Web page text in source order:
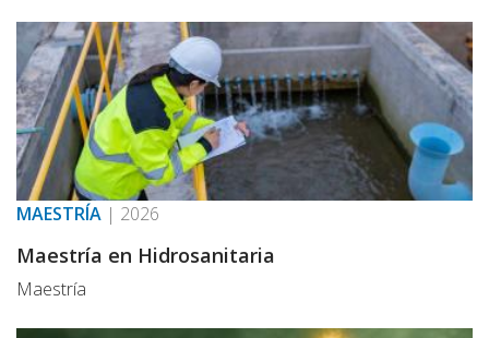
MAESTRÍA | 2026
Maestría en Hidrosanitaria
Maestría